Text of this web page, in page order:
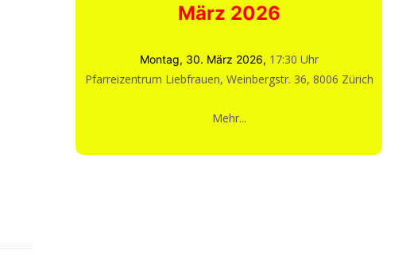
März 2026
Montag, 30. März 2026, 17:30 Uhr
Pfarreizentrum Liebfrauen, Weinbergstr. 36, 8006 Zürich
Mehr...